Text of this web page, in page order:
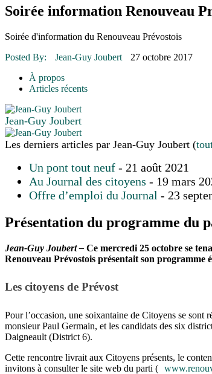
30 juin 2015
Fantaisie et créativité en mode
16 juillet 2026 | Une Saint-Jean rassembleuse
16 juillet 2026 | POLITIQUE
16 juillet 2026 | COMMUNAUTAIRE
Soirée information Renouveau
Soirée d'information du Renouveau Prévostois
Posted By:
Jean-Guy Joubert
27 octobre 2017
À propos
Articles récents
Jean-Guy Joubert
Les derniers articles par Jean-Guy Joubert (
Un pont tout neuf - 21 août 2021
Au Journal des citoyens - 19 mars
Offre d’emploi du Journal - 23
Présentation du programme du
Jean-Guy Joubert – Ce mercredi 25 octobre se
Renouveau Prévostois présentait son programme
Les citoyens de Prévost
Pour l’occasion, une soixantaine de Citoyens se sont
monsieur Paul Germain, et les candidats des six
Daigneault (District 6).
Cette rencontre livrait aux Citoyens présents, le
invitons à consulter le site web du parti (